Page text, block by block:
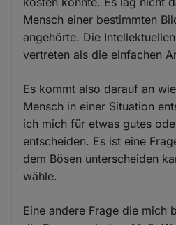
Mensch einer bestimmten
angehörte. Die
vertreten als die einfachen
Es kommt also darauf an
Mensch in einer Situation
ich mich für etwas gutes
entscheiden. Es ist eine
dem Bösen unterscheiden
wähle.
Eine andere Frage die mich